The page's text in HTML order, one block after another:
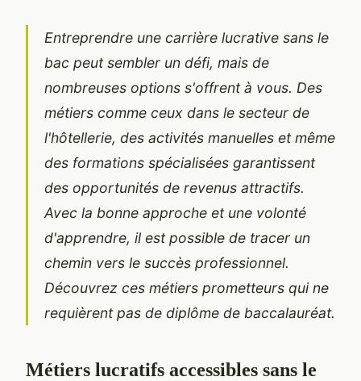
Entreprendre une carrière lucrative sans le
bac peut sembler un défi, mais de
nombreuses options s'offrent à vous. Des
métiers comme ceux dans le secteur de
l'hôtellerie, des activités manuelles et même
des formations spécialisées garantissent
des opportunités de revenus attractifs.
Avec la bonne approche et une volonté
d'apprendre, il est possible de tracer un
chemin vers le succès professionnel.
Découvrez ces métiers prometteurs qui ne
requièrent pas de diplôme de baccalauréat.
Métiers lucratifs accessibles sans le